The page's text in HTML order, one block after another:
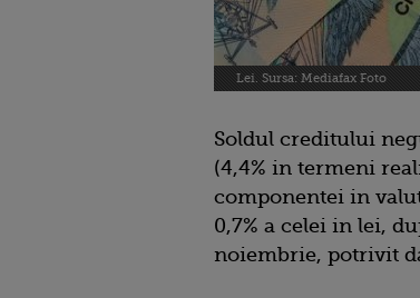
Lei. Sursa: Mediafax Foto
Soldul creditului
(4,4% in termeni
componentei in
0,7% a celei in lei,
noiembrie, potrivit